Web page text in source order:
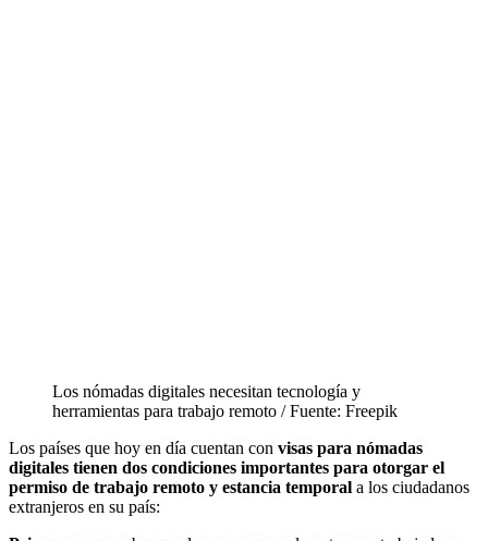
Los nómadas digitales necesitan tecnología y
herramientas para trabajo remoto / Fuente: Freepik
Los países que hoy en día cuentan con visas para nómadas
digitales tienen dos condiciones importantes para otorgar el
permiso de trabajo remoto y estancia temporal a los ciudadanos
extranjeros en su país: